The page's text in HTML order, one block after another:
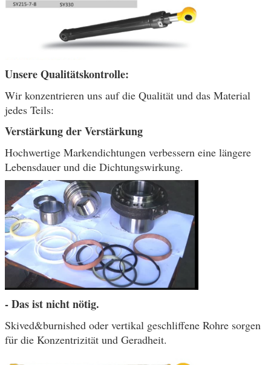
Unsere Qualitätskontrolle:
Wir konzentrieren uns auf die Qualität und das Material
jedes Teils:
Verstärkung der Verstärkung
Hochwertige Markendichtungen verbessern eine längere
Lebensdauer und die Dichtungswirkung.
- Das ist nicht nötig.
Skived&burnished oder vertikal geschliffene Rohre sorgen
für die Konzentrizität und Geradheit.